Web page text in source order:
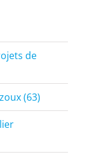
de
(63)